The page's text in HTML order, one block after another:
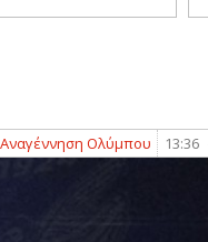
Ολύμπου 13:36 Νέα